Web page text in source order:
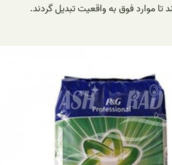
تا موارد فوق به واقعیت تبدیل گردند.